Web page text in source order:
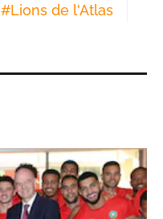
#Lions de l'Atlas